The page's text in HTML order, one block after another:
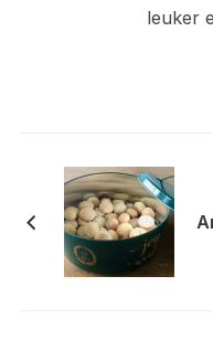
leuker